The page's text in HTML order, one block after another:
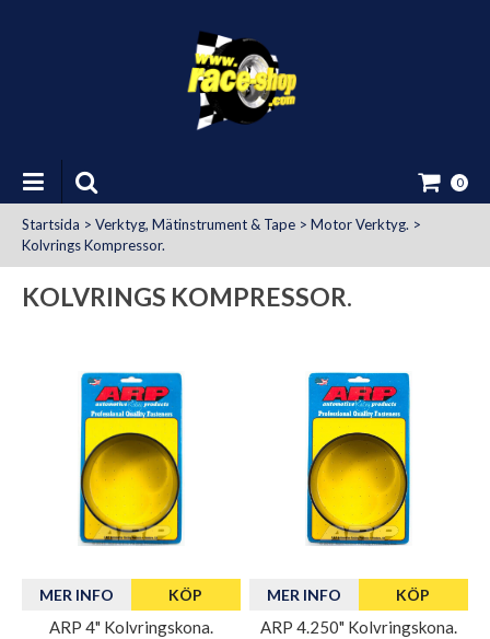
0
Startsida > Verktyg, Mätinstrument & Tape > Motor Verktyg. >
Kolvrings Kompressor.
KOLVRINGS KOMPRESSOR.
MER INFO KÖP
ARP 4" Kolvringskona.
MER INFO KÖP
ARP 4.250" Kolvringskona.